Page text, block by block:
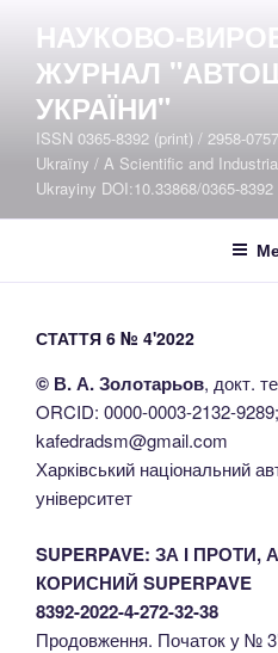
вмісту
НАУКОВО-
ЖУРНАЛ
УКРАЇНИ"
ISSN 0365-8392 (print) / 2958-
Ukraïny / A Scientific and
Ukrayiny DOI:10.33868/0365-8392
СТАТТЯ 6 № 4'2022
© В. А. Золотарьов, докт.
ORCID: 0000-0003-2132-
kafedradsm@gmail.com
Харківський національний
університет
SUPERPAVE: ЗА І
КОРИСНИЙ SUPERPAVE
8392-2022-4-272-32-38
Продовження. Початок у №